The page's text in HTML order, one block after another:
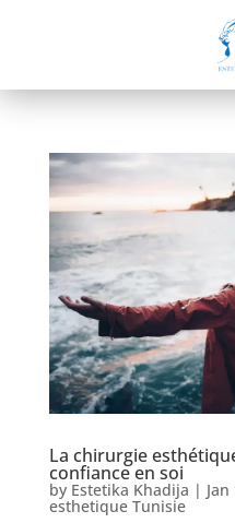
Nos
Tarifs
La chirurgie
confiance en soi
by Estetika Khadija |
esthetique Tunisie